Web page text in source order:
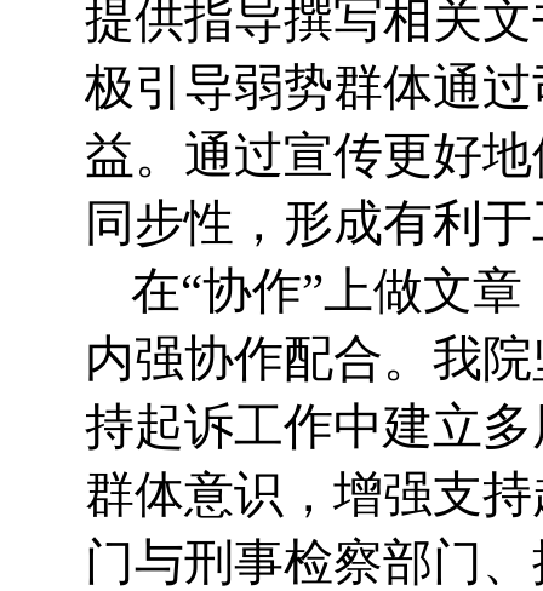
提供指导撰写相关
极引导弱势群体通
益。通过宣传更好
同步性，形成有利
在“协作”上做文
内强协作配合。我
持起诉工作中建立
群体意识，增强支
门与刑事检察部门